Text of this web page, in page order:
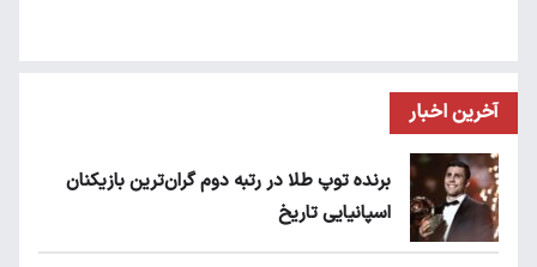
آخرین اخبار
برنده توپ طلا در رتبه دوم گران‌ترین بازیکنان
اسپانیایی تاریخ